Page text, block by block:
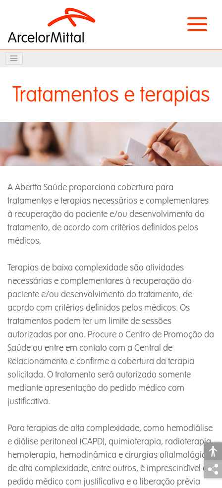
Tratamentos e terapias
A Abertta Saúde proporciona cobertura para
tratamentos e terapias necessários e complementares
à recuperação do paciente e/ou desenvolvimento do
tratamento, de acordo com critérios definidos pelos
médicos.
Terapias de baixa complexidade são atividades
necessárias e complementares à recuperação do
paciente e/ou desenvolvimento do tratamento, de
acordo com critérios definidos pelos médicos. Os
tratamentos podem ter um limite de sessões
autorizadas por ano. Procure o Centro de Promoção da
Saúde ou entre em contato com a Central de
Relacionamento e confirme a cobertura da terapia
solicitada. O tratamento será autorizado somente
mediante apresentação do pedido médico com
justificativa.
Para terapias de alta complexidade, como hemodiálise
e diálise peritoneal (CAPD), quimioterapia, radioterapia,
hemoterapia, hemodinâmica e cirurgias oftalmológicas
de alta complexidade, entre outros, é imprescindível o
pedido médico com justificativa e a liberação prévia